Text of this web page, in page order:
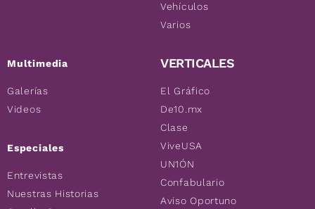
Multimedia
Galerías
Videos
Especiales
Entrevistas
Nuestras Historias
Vehículos
Varios
VERTICALES
El Gráfico
De10.mx
Clase
ViveUSA
UN1ÓN
Confabulario
Aviso Oportuno